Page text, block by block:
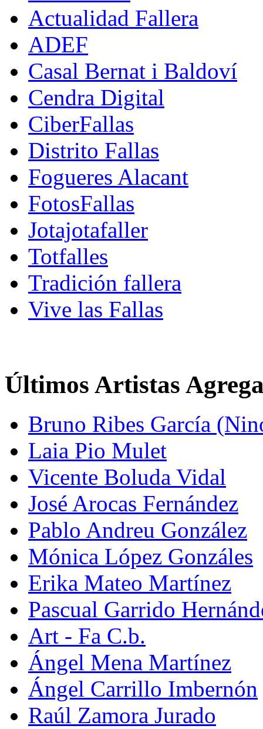
Actualidad Fallera
ADEF
Casal Bernat i Baldoví
Cendra Digital
CiberFallas
Distrito Fallas
Fogueres Alacant
FotosFallas
Jotajotafaller
Totfalles
Tradición fallera
Vive las Fallas
Últimos Artistas
Bruno Ribes García
Laia Pio Mulet
Vicente Boluda Vidal
José Arocas Fernández
Pablo Andreu González
Mónica López Gonzáles
Erika Mateo Martínez
Pascual Garrido
Art - Fa C.b.
Ángel Mena Martínez
Ángel Carrillo Imbernón
Raúl Zamora Jurado